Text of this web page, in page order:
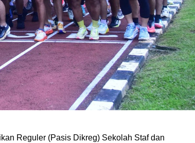
Reguler (Pasis Dikreg) Sekolah Staf dan